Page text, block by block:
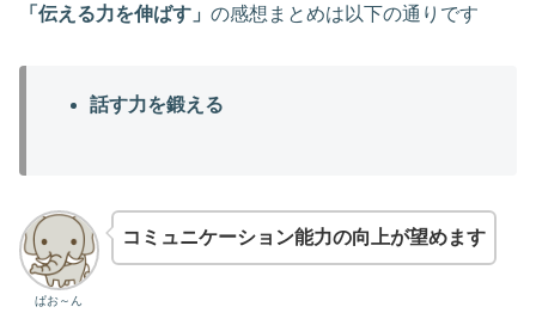
「伝える力を伸ばす」 の感想まとめは以下の通りです
話す力を鍛える
ぱお～ん
コミュニケーション能力の向上が望めます